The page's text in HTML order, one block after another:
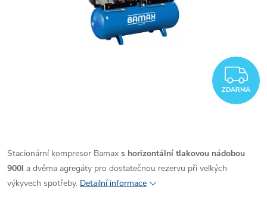
ZDARMA
Stacionární kompresor Bamax s horizontální tlakovou nádobou
900l a dvěma agregáty pro dostatečnou rezervu při velkých
výkyvech spotřeby. Detailní informace